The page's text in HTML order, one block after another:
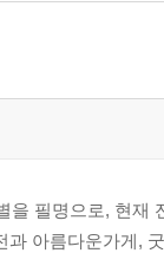
을 필명으로, 현재
아름다운가게,